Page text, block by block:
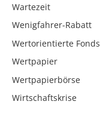
Wartezeit
Wenigfahrer-Rabatt
Wertorientierte Fonds
Wertpapier
Wertpapierbörse
Wirtschaftskrise